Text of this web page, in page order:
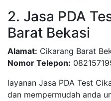
2. Jasa PDA
Barat Bekasi
Alamat: Cikarang Barat
Nomor Telepon:
layanan Jasa PDA Test
dan mempermudah anda